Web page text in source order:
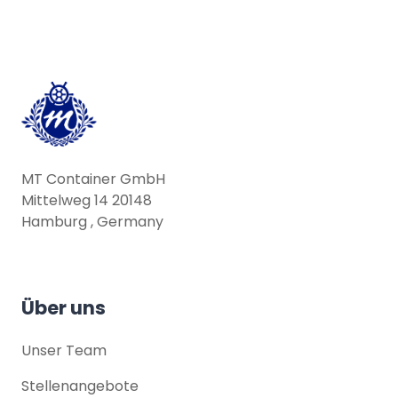
MT Container GmbH
Mittelweg 14 20148
Hamburg , Germany
Über uns
Unser Team
Stellenangebote